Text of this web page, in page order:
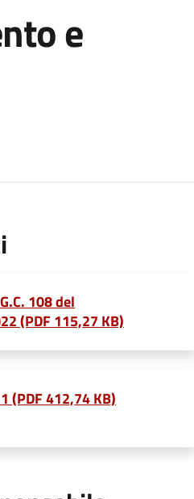
e
108 del
(PDF 115,27 KB)
(PDF 412,74 KB)